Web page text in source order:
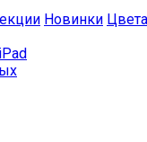
Новинки Цвета